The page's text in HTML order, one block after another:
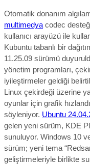
Otomatik donanım
multimedya codec
kullanıcı arayüzü ile
Kubuntu tabanlı bir
11.25.09 sürümü
yönetim programları,
iyileştirmeler geldiği
Linux çekirdeği üzerine
oyunlar için grafik
söyleniyor. Ubuntu
gelen yeni sürüm, KDE
sunuluyor. Windows 10
sürüm; yeni tema
geliştirmeleriyle birlikte